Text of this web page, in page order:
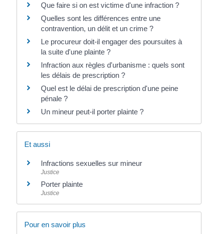
Que faire si on est victime d'une infraction ?
Quelles sont les différences entre une
contravention, un délit et un crime ?
Le procureur doit-il engager des poursuites à
la suite d'une plainte ?
Infraction aux règles d'urbanisme : quels sont
les délais de prescription ?
Quel est le délai de prescription d'une peine
pénale ?
Un mineur peut-il porter plainte ?
Et aussi
Infractions sexuelles sur mineur
Justice
Porter plainte
Justice
Pour en savoir plus